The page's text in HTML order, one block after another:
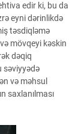
edir ki, bu da
eyni dərinlikdə
təsdiqləmə
mövqeyi kəskin
dəqiq
səviyyədə
və məhsul
saxlanılması